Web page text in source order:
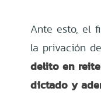
Ante esto, el
la privación
delito en
dictado y